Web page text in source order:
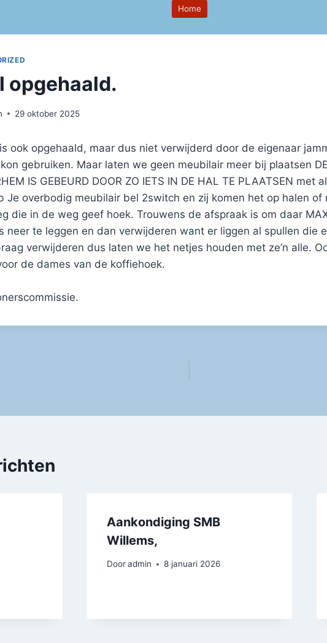
Home
opgehaald.
29 oktober 2025
ook opgehaald, maar dus niet verwijderd door de eigenaar
gebruiken. Maar laten we geen meubilair meer bij plaatsen
IS GEBEURD DOOR ZO IETS IN DE HAL TE PLAATSEN met
Je overbodig meubilair bel 2switch en zij komen het op halen of
die in de weg geef hoek. Trouwens de afspraak is om daar
neer te leggen en dan verwijderen want er liggen al spullen die
verwijderen dus laten we het netjes houden met ze’n alle.
de dames van de koffiehoek.
Aankondiging SMB
Willems,
Door admin 8 januari 2026